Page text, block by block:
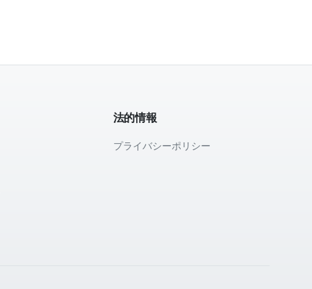
法的情報
プライバシーポリシー